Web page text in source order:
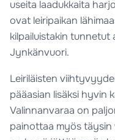
useita laadukkaita
ovat leiripaikan
kilpailuistakin tunnetut
Jynkänvuori.
Leiriläisten
pääasian lisäksi hyvin
Valinnanvaraa on
painottaa myös täysin